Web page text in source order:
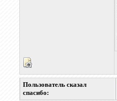
Пользователь сказал
cпасибо: